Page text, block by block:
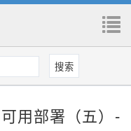
用部署（五）-